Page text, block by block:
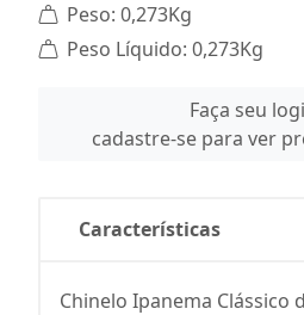
Peso: 0,273Kg
Peso Líquido: 0,273Kg
Faça seu
cadastre-se para ver
Características
Chinelo Ipanema Clássico